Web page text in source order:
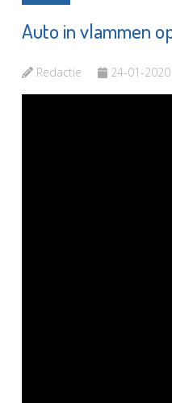
Auto in vlammen
Redactie 24-01-2020